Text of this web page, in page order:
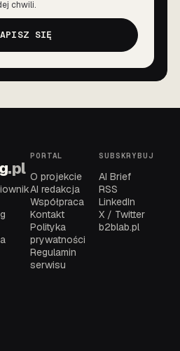
chwili.
SIĘ
.pl
PORTAL
O projekcie
AI redakcja
Współpraca
Kontakt
Polityka
prywatności
Regulamin
serwisu
SUBSKRYBUJ
AI Brief
RSS
LinkedIn
X / Twitter
b2blab.pl